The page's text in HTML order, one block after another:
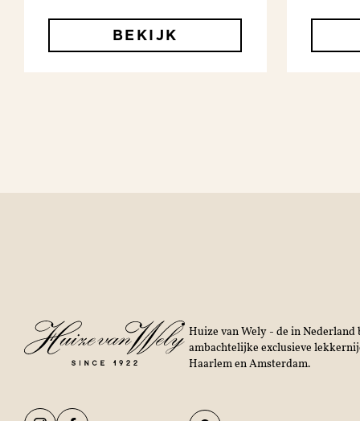
BEKIJK
Huize van Wely - de in
ambachtelijke exclusieve
Haarlem en Amsterdam.